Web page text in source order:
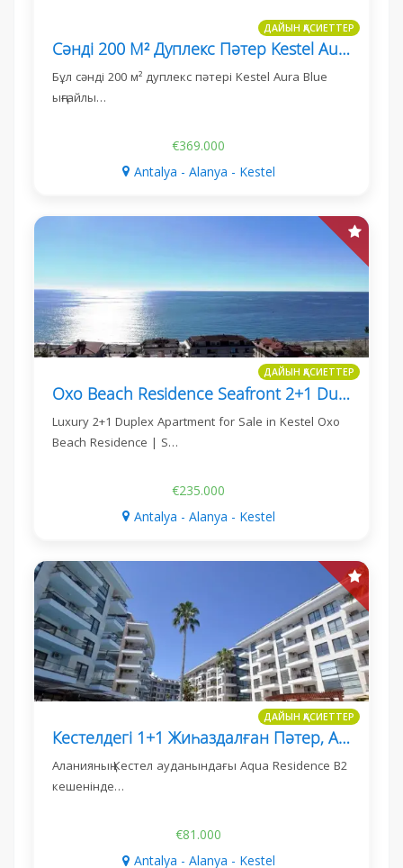
ДАЙЫН ҚАСИЕТТЕР
Сәнді 200 М² Дуплекс Пәтер Kestel Aura Blue
Бұл сәнді 200 м² дуплекс пәтері Kestel Aura Blue
ыңғайлы…
€369.000
Antalya - Alanya - Kestel
ДАЙЫН ҚАСИЕТТЕР
Oxo Beach Residence Seafront 2+1 Duplex Apartment For Sale
Luxury 2+1 Duplex Apartment for Sale in Kestel Oxo
Beach Residence | S…
€235.000
Antalya - Alanya - Kestel
ДАЙЫН ҚАСИЕТТЕР
Кестелдегі 1+1 Жиһаздалған Пәтер, Aqua Residence B2
Аланияның Кестел ауданындағы Aqua Residence B2
кешенінде…
€81.000
Antalya - Alanya - Kestel